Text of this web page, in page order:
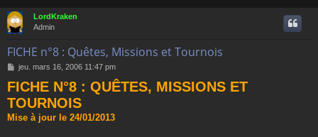
LordKraken
Admin
FICHE n°8 : Quêtes, Missions et Tournois
M
s
s
a
g
jeu. mars 16, 2006 11:47 pm
FICHE N°8 : QUÊTES, MISSIONS ET
TOURNOIS
Mise à jour le 24/01/2013